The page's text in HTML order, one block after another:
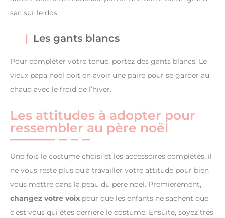
sac sur le dos.
Les gants blancs
Pour compléter votre tenue, portez des gants blancs. Le
vieux papa noël doit en avoir une paire pour se garder au
chaud avec le froid de l’hiver.
Les attitudes à adopter pour
ressembler au père noël
Une fois le costume choisi et les accessoires complétés, il
ne vous reste plus qu’à travailler votre attitude pour bien
vous mettre dans la peau du père noël. Premièrement,
changez votre voix pour que les enfants ne sachent que
c’est vous qui êtes derrière le costume. Ensuite, soyez très